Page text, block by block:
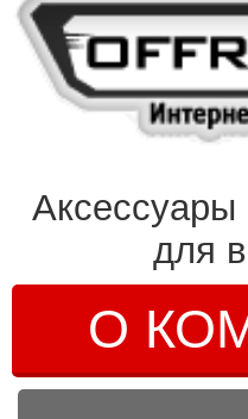
Аксессуары
для
О